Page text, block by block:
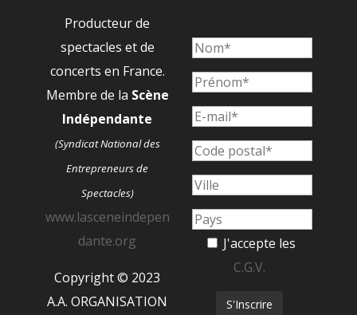
Producteur de
spectacles et de
concerts en France.
Membre de la Scène
Indépendante
(Syndicat National des
Entrepreneurs de
Spectacles)
www.lasceneindepen
dante.org
Copyright © 2023
A.A. ORGANISATION
J'accepte les
C.G.V.